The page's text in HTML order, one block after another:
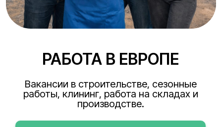
РАБОТА В ЕВРОПЕ
Вакансии в строительстве, сезонные
работы, клининг, работа на складах и
производстве.